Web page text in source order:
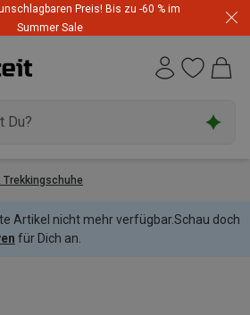
Preis! Bis zu -60 % im
Summer Sale
Trekkingschuhe
Artikel nicht mehr verfügbar.Schau doch
für Dich an.